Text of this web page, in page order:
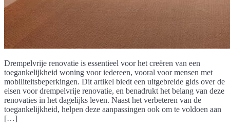
Drempelvrije renovatie is essentieel voor het creëren van een
toegankelijkheid woning voor iedereen, vooral voor mensen met
mobiliteitsbeperkingen. Dit artikel biedt een uitgebreide gids over de
eisen voor drempelvrije renovatie, en benadrukt het belang van deze
renovaties in het dagelijks leven. Naast het verbeteren van de
toegankelijkheid, helpen deze aanpassingen ook om te voldoen aan
[…]